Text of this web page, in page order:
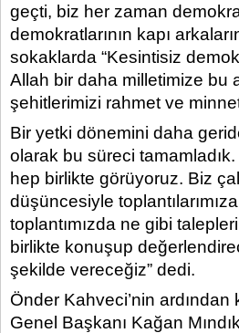
geçti, biz her zaman
demokratlarının kapı
sokaklarda “Kesintisiz
Allah bir daha milletimize bu
şehitlerimizi rahmet ve
Bir yetki dönemini daha
olarak bu süreci
hep birlikte görüyoruz. Biz
düşüncesiyle
toplantımızda ne gibi
birlikte konuşup
şekilde vereceğiz” dedi.
Önder Kahveci’nin
Genel Başkanı Kağan